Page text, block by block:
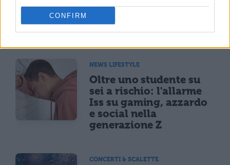
CONFIRM
settembre: come
dell'età
NEWS LIFESTYLE
Oltre uno studente su
sei a rischio: l'allarme
Iss su gaming, azzardo
e social nella
generazione Z
CONCERTI & SCALETTE